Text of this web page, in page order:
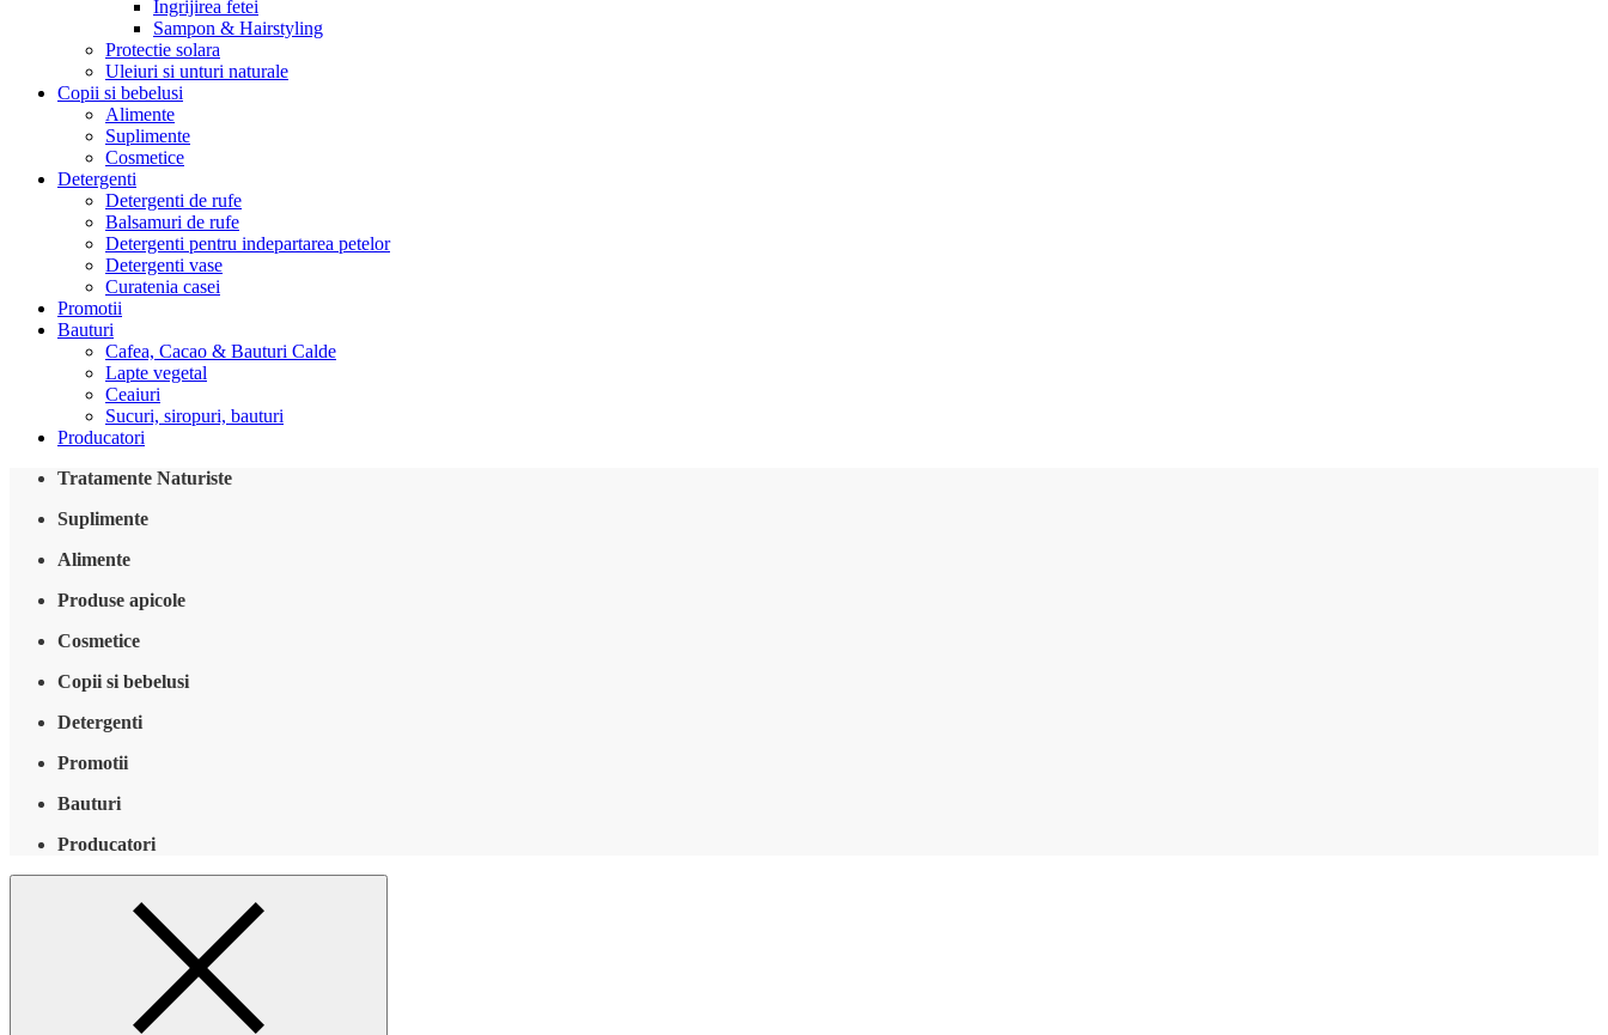
Ingrijirea fetei
Sampon & Hairstyling
Protectie solara
Uleiuri si unturi naturale
Copii si bebelusi
Alimente
Suplimente
Cosmetice
Detergenti
Detergenti de rufe
Balsamuri de rufe
Detergenti pentru indepartarea petelor
Detergenti vase
Curatenia casei
Promotii
Bauturi
Cafea, Cacao & Bauturi Calde
Lapte vegetal
Ceaiuri
Sucuri, siropuri, bauturi
Producatori
Tratamente Naturiste
Suplimente
Alimente
Produse apicole
Cosmetice
Copii si bebelusi
Detergenti
Promotii
Bauturi
Producatori